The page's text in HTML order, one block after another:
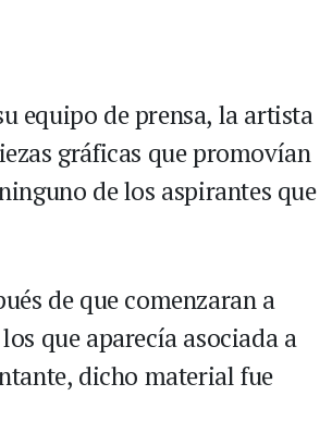
equipo de prensa, la artista
gráficas que promovían
de los aspirantes que
de que comenzaran a
que aparecía asociada a
dicho material fue